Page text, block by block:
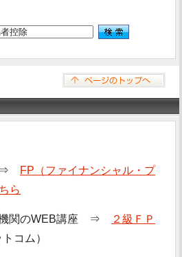
⇒
FP（ファイナンシャル・プ
ら
機関のWEB講座 ⇒
２級ＦＰ
コム）